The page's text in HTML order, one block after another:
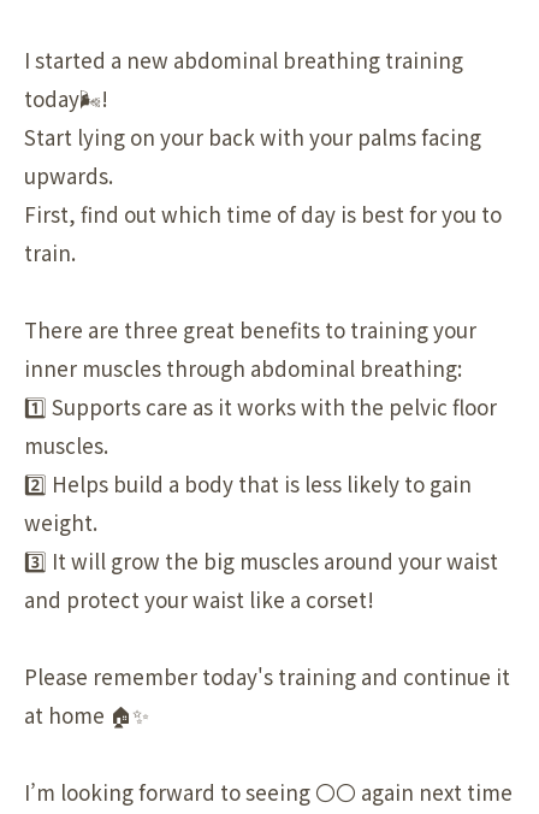
I started a new abdominal breathing training
today🌬️!
Start lying on your back with your palms facing
upwards.
First, find out which time of day is best for you to
train.
There are three great benefits to training your
inner muscles through abdominal breathing:
1️⃣ Supports care as it works with the pelvic floor
muscles.
2️⃣ Helps build a body that is less likely to gain
weight.
3️⃣ It will grow the big muscles around your waist
and protect your waist like a corset!
Please remember today's training and continue it
at home 🏠✨
I’m looking forward to seeing 〇〇 again next time